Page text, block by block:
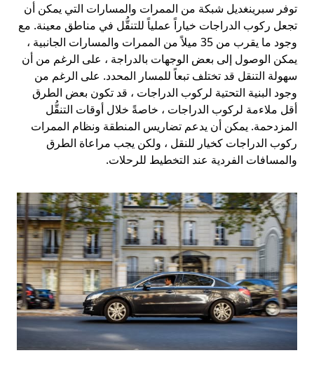
توفر سبرينغديل شبكة من الممرات والمسارات التي يمكن أن
تجعل ركوب الدراجات خياراً عملياً للتنقُّل في مناطق معينة. مع
وجود ما يقرب من 35 ميلاً من الممرات والمسارات الجانبية ،
يمكن الوصول إلى بعض الوجهات بالدراجة ، على الرغم من أن
سهولة التنقل قد تختلف تبعاً للمسار المحدد. على الرغم من
وجود البنية التحتية لركوب الدراجات ، قد تكون بعض الطرق
أقل ملاءمة لركوب الدراجات ، خاصةً خلال أوقات التنقُّل
المزدحمة. يمكن أن يدعم تضاريس المنطقة ونظام الممرات
ركوب الدراجات كخيار للنقل ، ولكن يجب مراعاة الطرق
والمسافات الفردية عند التخطيط للرحلات.